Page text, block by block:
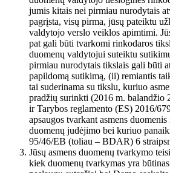
jumis kitais nei pirmiau nurodytais
pagrįsta, visų pirma, jūsų pateiktu
valdytojo verslo veiklos apimtimi.
pat gali būti tvarkomi rinkodaros
duomenų valdytojui suteiktu
pirmiau nurodytais tikslais gali būti
papildomą sutikimą, (ii) remiantis
tai suderinama su tikslu, kuriuo
pradžių surinkti (2016 m. balandžio
ir Tarybos reglamento (ES) 2016/
apsaugos tvarkant asmens
duomenų judėjimo bei kuriuo
95/46/EB (toliau – BDAR) 6
Jūsų asmens duomenų tvarkymo
kiek duomenų tvarkymas yra